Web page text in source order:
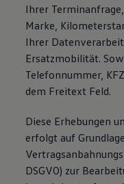
Ihrer
Marke,
Ihrer
Ersatzmobilität.
Telefonnummer,
dem Freitext Feld.
Diese Erhebungen
erfolgt auf
DSGVO) zur